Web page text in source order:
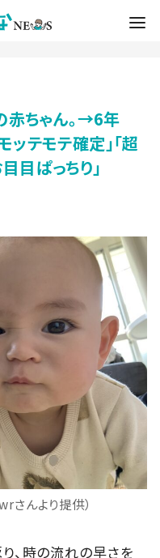
ちゃん。→6年
テモテ確定」「超
目ぱっちり」
んより提供）
、時の流れの早さを